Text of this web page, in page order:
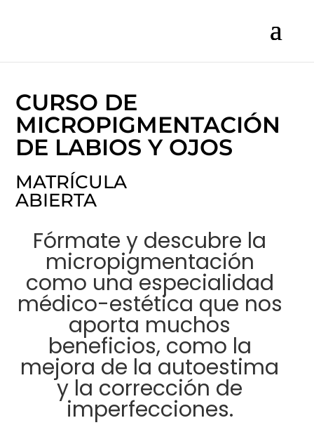
CURSO DE
MICROPIGMENTACIÓN
DE LABIOS Y OJOS
MATRÍCULA
ABIERTA
Fórmate y descubre la
micropigmentación
como una especialidad
médico-estética que nos
aporta muchos
beneficios, como la
mejora de la autoestima
y la corrección de
imperfecciones.